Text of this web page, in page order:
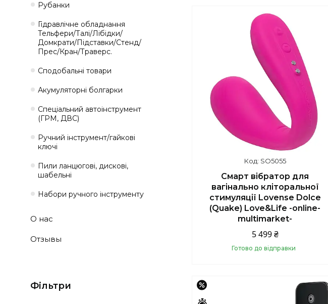
SO5055
Смарт вібратор для
вагінально кліторальної
стимуляції Lovense Dolce
(Quake) Love&Life -online-
multimarket-
5 499 ₴
Готово до відправки
Рубанки
Гідравлічне обладнання
Тельфери/Талі/Лібідки/
Домкрати/Підставки/Стенд/
Прес/Кран/Траверс.
Сподобальні товари
Акумуляторні болгарки
Спеціальний автоінструмент
(ГРМ, ДВС)
Ручний інструмент/гайкові
ключі
Пили ланцюгові, дискові,
шабельні
Набори ручного інструменту
О нас
Отзывы
Фільтри